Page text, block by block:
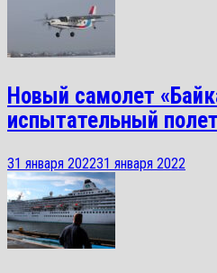
Новый самолет
испытательный полет
31 января 202231 января 2022